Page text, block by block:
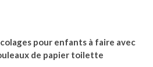
pour enfants à faire avec
de papier toilette